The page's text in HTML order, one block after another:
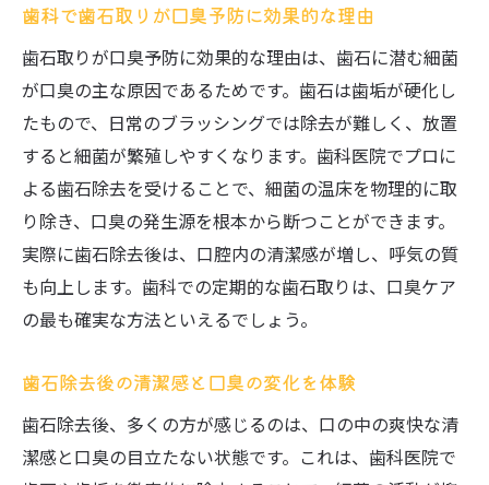
歯科での歯石取りが全身の健康に与える影
響
歯石を除去することで歯周病リスクを軽減
歯科での定期的なケアが健康維持を支える
理由
歯石除去による歯ぐきの健康状態の変化
歯石取りが生活習慣病の予防にもつながる
仕組み
歯科医推奨の歯石除去頻度と健康管理
歯科での歯石取りが迷いを解消する理由と
は
歯石除去のメリットとデメリットを徹底解
歯科で歯石取りが口臭予防に効果的な理由
歯石取りが口臭予防に効果的な理由は、歯石に潜む細菌
が口臭の主な原因であるためです。歯石は歯垢が硬化し
たもので、日常のブラッシングでは除去が難しく、放置
すると細菌が繁殖しやすくなります。歯科医院でプロに
よる歯石除去を受けることで、細菌の温床を物理的に取
り除き、口臭の発生源を根本から断つことができます。
実際に歯石除去後は、口腔内の清潔感が増し、呼気の質
も向上します。歯科での定期的な歯石取りは、口臭ケア
の最も確実な方法といえるでしょう。
歯石除去後の清潔感と口臭の変化を体験
歯石除去後、多くの方が感じるのは、口の中の爽快な清
潔感と口臭の目立たない状態です。これは、歯科医院で